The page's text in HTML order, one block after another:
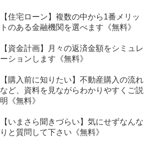
【住宅ローン】複数の中から1番メリッ
トのある金融機関を選べます《無料》
【資金計画】月々の返済金額をシミュレ
ーションします《無料》
【購入前に知りたい】不動産購入の流れ
など、資料を見ながらわかりやすくご説
明《無料》
【いまさら聞きづらい】気にせずなんな
りと質問して下さい《無料》